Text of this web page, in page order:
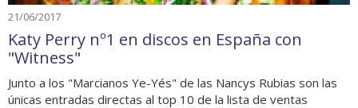
21/06/2017
Katy Perry nº1 en discos en España con
"Witness"
Junto a los "Marcianos Ye-Yés" de las Nancys Rubias son las
únicas entradas directas al top 10 de la lista de ventas